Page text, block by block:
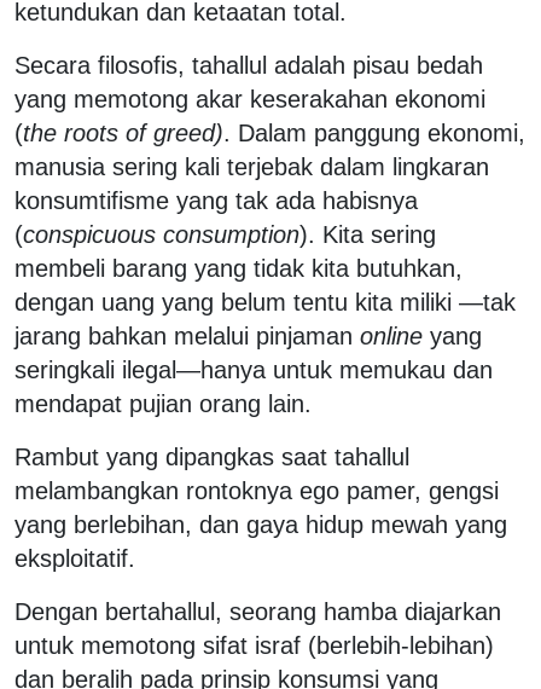
ketundukan dan ketaatan total.
Secara filosofis, tahallul adalah pisau bedah
yang memotong akar keserakahan ekonomi
(the roots of greed). Dalam panggung ekonomi,
manusia sering kali terjebak dalam lingkaran
konsumtifisme yang tak ada habisnya
(conspicuous consumption). Kita sering
membeli barang yang tidak kita butuhkan,
dengan uang yang belum tentu kita miliki —tak
jarang bahkan melalui pinjaman online yang
seringkali ilegal—hanya untuk memukau dan
mendapat pujian orang lain.
Rambut yang dipangkas saat tahallul
melambangkan rontoknya ego pamer, gengsi
yang berlebihan, dan gaya hidup mewah yang
eksploitatif.
Dengan bertahallul, seorang hamba diajarkan
untuk memotong sifat israf (berlebih-lebihan)
dan beralih pada prinsip konsumsi yang